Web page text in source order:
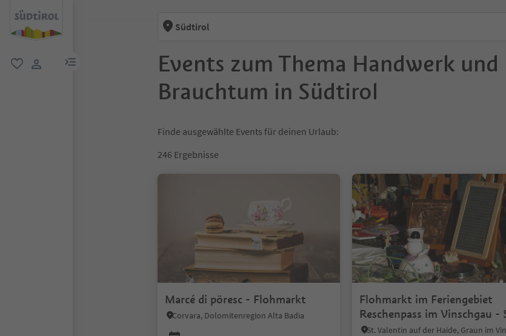
menu link
Südtirol
Events zum Thema Handwerk und
Brauchtum in Südtirol
Finde ausgewählte Events für deinen Urlaub:
246 Ergebnisse
Marcé di pöresc - Flohmarkt
Corvara, Dolomitenregion Alta Badia
Flohmarkt im Feriengebiet
Reschenpass im Vinschgau -
Valentin